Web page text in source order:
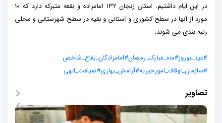
در این ایام داشتیم. استان زنجان ۱۳۲ امامزاده و بقعه متبرکه دارد که ۱۰
مورد از آنها در سطح کشوری و استانی و بقیه در سطح شهرستانی و محلی
رتبه بندی می شوند.
#عید_نوروز#ماه_مبارک_رمضان#امامزادگان_بقاع_شاخص
#سازمان_اوقاف_امورخیریه#آرامش_بهاری#ضیافت_الهی
تصاویر